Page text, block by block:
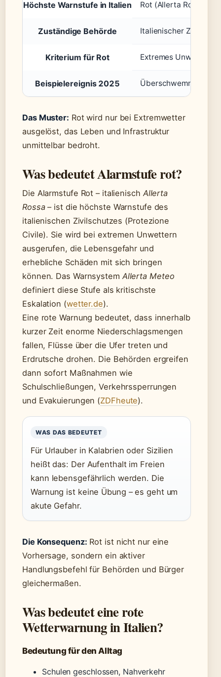
Höchste Warnstufe in Italien Rot (Allerta Rossa) –
Zuständige Behörde Italienischer
Kriterium für Rot Extremes Unwetter
Beispielereignis 2025 Überschwemmungen
Das Muster: Rot wird nur bei Extremwetter
ausgelöst, das Leben und Infrastruktur
unmittelbar bedroht.
Was bedeutet Alarmstufe rot?
Die Alarmstufe Rot – italienisch Allerta
Rossa– ist die höchste Warnstufe des
italienischen Zivilschutzes (Protezione
Civile). Sie wird bei extremen Unwettern
ausgerufen, die Lebensgefahr und
erhebliche Schäden mit sich bringen
können. Das Warnsystem Allerta Meteo
definiert diese Stufe als kritischste
Eskalation (wetter.de).
Eine rote Warnung bedeutet, dass innerhalb
kurzer Zeit enorme Niederschlagsmengen
fallen, Flüsse über die Ufer treten und
Erdrutsche drohen. Die Behörden ergreifen
dann sofort Maßnahmen wie
Schulschließungen, Verkehrssperrungen
und Evakuierungen (ZDFheute).
WAS DAS BEDEUTET
Für Urlauber in Kalabrien oder Sizilien
heißt das: Der Aufenthalt im Freien
kann lebensgefährlich werden. Die
Warnung ist keine Übung – es geht um
akute Gefahr.
Die Konsequenz: Rot ist nicht nur eine
Vorhersage, sondern ein aktiver
Handlungsbefehl für Behörden und Bürger
gleichermaßen.
Was bedeutet eine rote
Wetterwarnung in Italien?
Bedeutung für den Alltag
Schulen geschlossen, Nahverkehr